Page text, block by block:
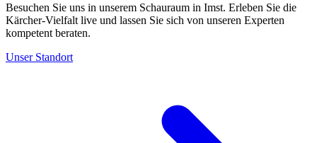
Besuchen Sie uns in unserem Schauraum in Imst. Erleben Sie die
Kärcher-Vielfalt live und lassen Sie sich von unseren Experten
kompetent beraten.
Unser Standort